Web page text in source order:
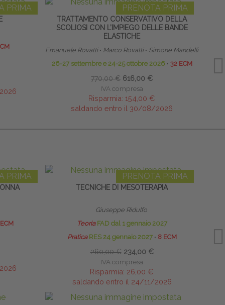
PRIMA PRENOTA PRIMA
TRATTAMENTO CONSERVATIVO DELLA
SCOLIOSI CON L’IMPIEGO DELLE BANDE
ELASTICHE
Emanuele Rovatti ∙ Marco Rovatti ∙ Simone Mandelli
26-27 settembre e 24-25 ottobre 2026 ∙ 32 ECM
770,00 € 616,00 €
IVA compresa
Risparmia: 154,00 €
saldando entro il 30/08/2026
PRIMA PRENOTA PRIMA
TECNICHE DI MESOTERAPIA
Giuseppe Ridulfo
Teoria FAD dal 1 gennaio 2027
PraticaRES 24 gennaio 2027 ∙ 8 ECM
260,00 € 234,00 €
IVA compresa
Risparmia: 26,00 €
saldando entro il 24/11/2026